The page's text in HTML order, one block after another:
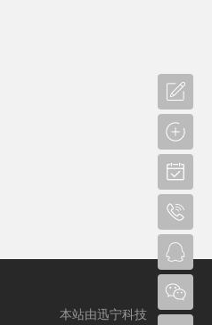
本站由迅宁科技